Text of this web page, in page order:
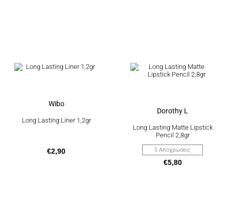
Wibo
Long Lasting Liner 1,2gr
€2,90
Dorothy L
Long Lasting Matte Lipstick
Pencil 2,8gr
5 Αποχρώσεις
€5,80
το
προϊόν
έχει
επιλογές
μπορούν
να
επιλεγούν
στη
σελίδα
του
προϊόντος